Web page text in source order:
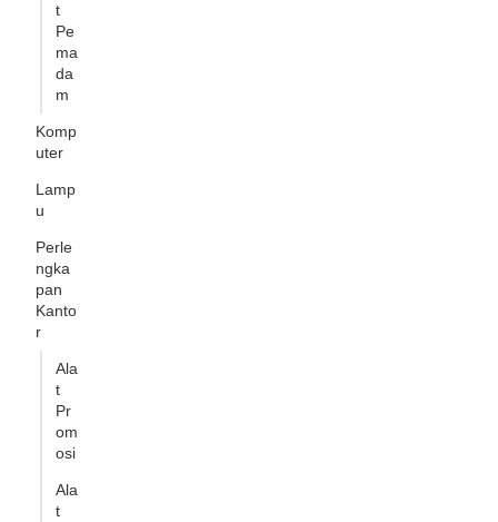
t
Pe
ma
da
m
Komp
uter
Lamp
u
Perle
ngka
pan
Kanto
r
Ala
t
Pr
om
osi
Ala
t